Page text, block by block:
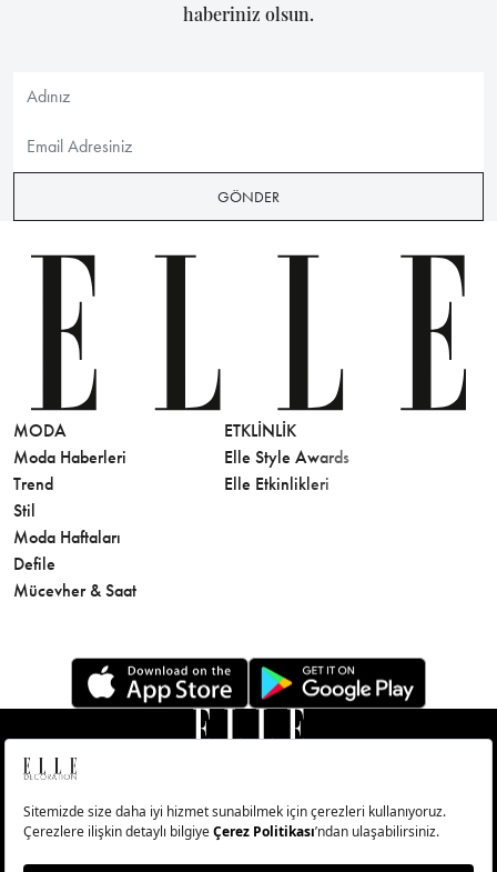
haberiniz olsun.
GÖNDER
MODA
Moda Haberleri
Trend
Stil
Moda Haftaları
Defile
Mücevher & Saat
ETKLINLIK
Elle Style Awards
Elle Etkinlikleri